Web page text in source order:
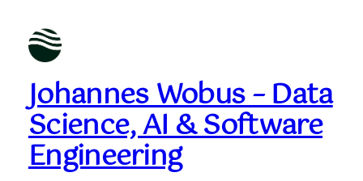
Johannes Wobus – Data
Science, AI & Software
Engineering